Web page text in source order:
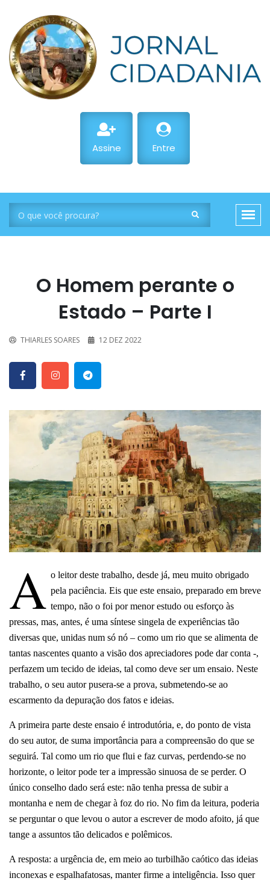
Assine Entre
O Homem perante o
Estado – Parte I
THIARLES SOARES 12 DEZ 2022
A o leitor deste trabalho, desde já, meu muito obrigado
pela paciência. Eis que este ensaio, preparado em breve
tempo, não o foi por menor estudo ou esforço às
pressas, mas, antes, é uma síntese singela de experiências tão
diversas que, unidas num só nó – como um rio que se alimenta de
tantas nascentes quanto a visão dos apreciadores pode dar conta -,
perfazem um tecido de ideias, tal como deve ser um ensaio. Neste
trabalho, o seu autor pusera-se a prova, submetendo-se ao
escarmento da depuração dos fatos e ideias.
A primeira parte deste ensaio é introdutória, e, do ponto de vista
do seu autor, de suma importância para a compreensão do que se
seguirá. Tal como um rio que flui e faz curvas, perdendo-se no
horizonte, o leitor pode ter a impressão sinuosa de se perder. O
único conselho dado será este: não tenha pressa de subir a
montanha e nem de chegar à foz do rio. No fim da leitura, poderia
se perguntar o que levou o autor a escrever de modo afoito, já que
tange a assuntos tão delicados e polêmicos.
A resposta: a urgência de, em meio ao turbilhão caótico das ideias
inconexas e espalhafatosas, manter firme a inteligência. Isso quer